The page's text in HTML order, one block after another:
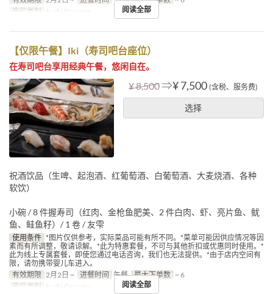
座位类别 Sushi Counter 阅读全部
【仅限午餐】Iki（寿司吧台座位）
在寿司吧台享用经典午餐，悠闲自在。
¥ 8,500⇒¥ 7,500 (含税、服务费)
选择
祝酒饮品（生啤、起泡酒、红葡萄酒、白葡萄酒、大麦烧酒、各种
软饮）
小碗 / 8 件握寿司（红肉、金枪鱼肥美、2 件白肉、虾、亮片鱼、鱿
鱼、鲑鱼籽）/ 1 卷 / 友雫
使用条件 *图片仅供参考，实际菜品可能有所不同。*菜单可能因供应情况等因
素而有所调整，敬请谅解。*此为特惠套餐，不可与其他折扣或优惠同时使用。*
此为线上专属套餐，即使您通过电话咨询，我们也无法提供。*由于店内空间有
限，请勿携带婴儿车进入。
有效期限 2月2日 ~ 进餐时间 午餐 最大下单数 ~ 6
座位类别 Sushi Counter 阅读全部